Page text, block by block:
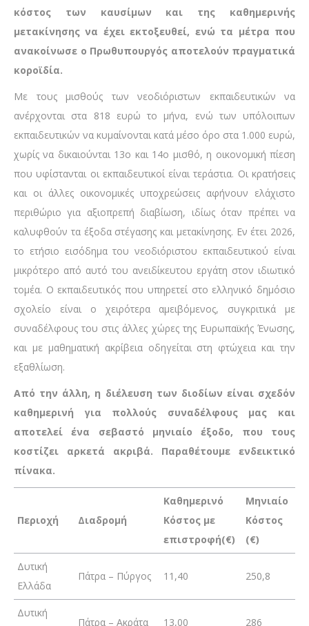
κόστος των καυσίμων και της καθημερινής
μετακίνησης να έχει εκτοξευθεί, ενώ τα μέτρα που
ανακοίνωσε ο Πρωθυπουργός αποτελούν πραγματικά
κοροϊδία.
Με τους μισθούς των νεοδιόριστων εκπαιδευτικών να
ανέρχονται στα 818 ευρώ το μήνα, ενώ των υπόλοιπων
εκπαιδευτικών να κυμαίνονται κατά μέσο όρο στα 1.000 ευρώ,
χωρίς να δικαιούνται 13ο και 14ο μισθό, η οικονομική πίεση
που υφίστανται οι εκπαιδευτικοί είναι τεράστια. Οι κρατήσεις
και οι άλλες οικονομικές υποχρεώσεις αφήνουν ελάχιστο
περιθώριο για αξιοπρεπή διαβίωση, ιδίως όταν πρέπει να
καλυφθούν τα έξοδα στέγασης και μετακίνησης. Εν έτει 2026,
το ετήσιο εισόδημα του νεοδιόριστου εκπαιδευτικού είναι
μικρότερο από αυτό του ανειδίκευτου εργάτη στον ιδιωτικό
τομέα. Ο εκπαιδευτικός που υπηρετεί στο ελληνικό δημόσιο
σχολείο είναι ο χειρότερα αμειβόμενος, συγκριτικά με
συναδέλφους του στις άλλες χώρες της Ευρωπαϊκής Ένωσης,
και με μαθηματική ακρίβεια οδηγείται στη φτώχεια και την
εξαθλίωση.
Από την άλλη, η διέλευση των διοδίων είναι σχεδόν
καθημερινή για πολλούς συναδέλφους μας και
αποτελεί ένα σεβαστό μηνιαίο έξοδο, που τους
κοστίζει αρκετά ακριβά. Παραθέτουμε ενδεικτικό
πίνακα.
Περιοχή Διαδρομή
Καθημερινό
Κόστος με
επιστροφή(€)
Μηνιαίο
Κόστος
(€)
Δυτική
Ελλάδα
Πάτρα – Πύργος 11,40 250,8
Δυτική
Πάτρα – Ακράτα 13,00 286